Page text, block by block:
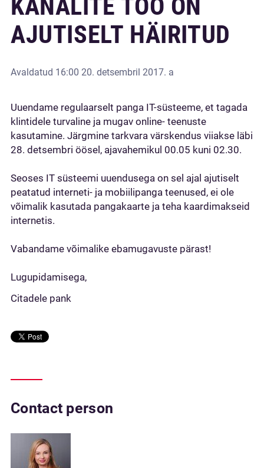
KANALITE TÖÖ ON
AJUTISELT HÄIRITUD
Avaldatud 16:00 20. detsembril 2017. a
Uuendame regulaarselt panga IT-süsteeme, et tagada
klintidele turvaline ja mugav online- teenuste
kasutamine. Järgmine tarkvara värskendus viiakse läbi
28. detsembri öösel, ajavahemikul 00.05 kuni 02.30.
Seoses IT süsteemi uuendusega on sel ajal ajutiselt
peatatud interneti- ja mobiilipanga teenused, ei ole
võimalik kasutada pangakaarte ja teha kaardimakseid
internetis.
Vabandame võimalike ebamugavuste pärast!
Lugupidamisega,
Citadele pank
Contact person